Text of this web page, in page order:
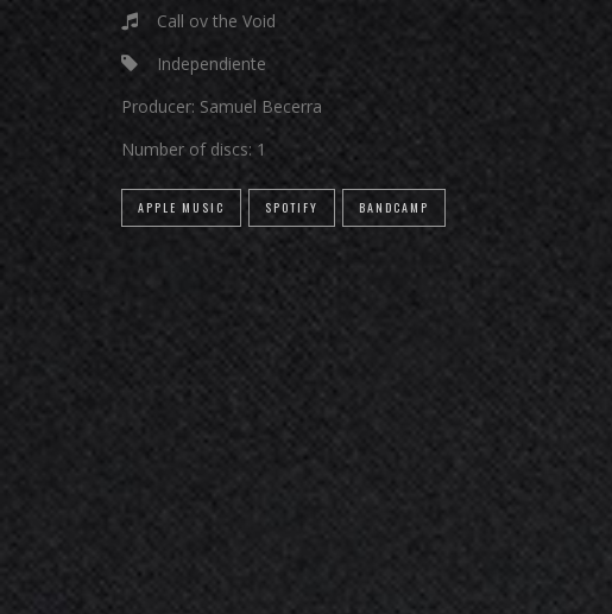
Call ov the Void
Independiente
Producer: Samuel Becerra
Number of discs: 1
APPLE MUSIC SPOTIFY BANDCAMP